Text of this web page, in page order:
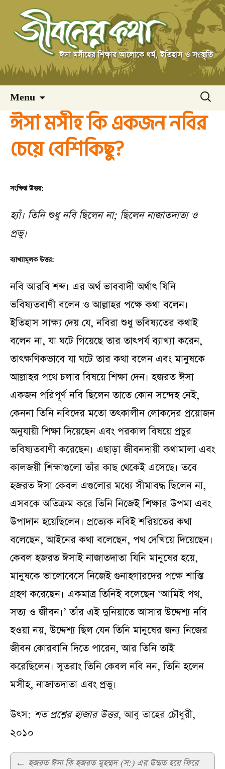
Menu
Skip
to
content
ঈসা মসীহ কি একজন নবির
চেয়ে বেশিকিছু?
সংক্ষিপ্ত উত্তর:
হ্যাঁ। তিনি শুধু নবি ছিলেন না; ছিলেন নাজাতদাতা ও
প্রভু।
ব্যাখ্যামূলক উত্তর:
নবি আরবি শব্দ। এর অর্থ ভাববাদী অর্থাৎ যিনি
ভবিষ্যতবাণী বলেন ও আল্লাহর পক্ষে কথা বলেন।
ইতিহাস সাক্ষ্য দেয় যে, নবিরা শুধু ভবিষ্যতের কথাই
বলেন না, যা ঘটে গিয়েছে তার তাৎপর্য ব্যাখ্যা করেন,
তাৎক্ষণিকভাবে যা ঘটে তার কথা বলেন এবং মানুষকে
আল্লাহর পথে চলার বিষয়ে শিক্ষা দেন। হজরত ঈসা
একজন পরিপূর্ণ নবি ছিলেন তাতে কোন সন্দেহ নেই,
কেননা তিনি নবিদের মতো তৎকালীন লোকদের প্রয়োজন
অনুযায়ী শিক্ষা দিয়েছেন এবং পরকাল বিষয়ে প্রচুর
ভবিষ্যতবাণী করেছেন। এছাড়া জীবনদায়ী কথামালা এবং
কালজয়ী শিক্ষাগুলো তাঁর কাছ থেকেই এসেছে। তবে
হজরত ঈসা কেবল এগুলোর মধ্যে সীমাবদ্ধ ছিলেন না,
এসবকে অতিক্রম করে তিনি নিজেই শিক্ষার উপমা এবং
উপাদান হয়েছিলেন। প্রত্যেক নবিই শরিয়তের কথা
বলেছেন, আইনের কথা বলেছেন, পথ দেখিয়ে দিয়েছেন।
কেবল হজরত ঈসাই নাজাতদাতা যিনি মানুষের হয়ে,
মানুষকে ভালোবেসে নিজেই গুনাহগারদের পক্ষে শাস্তি
গ্রহণ করেছেন। একমাত্র তিনিই বলেছেন ‘আমিই পথ,
সত্য ও জীবন।’ তাঁর এই দুনিয়াতে আসার উদ্দেশ্য নবি
হওয়া নয়, উদ্দেশ্য ছিল যেন তিনি মানুষের জন্য নিজের
জীবন কোরবানি দিতে পারেন, আর তিনি তাই
করেছিলেন। সুতরাং তিনি কেবল নবি নন, তিনি হলেন
মসীহ, নাজাতদাতা এবং প্রভু।
উৎস: শত প্রশ্নের হাজার উত্তর, আবু তাহের চৌধুরী,
২০১০
← হজরত ঈসা কি হজরত মুহম্মদ (স:) এর উম্মত হয়ে ফিরে